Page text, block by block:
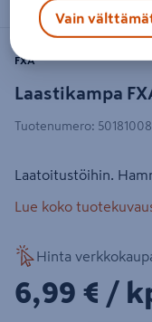
Laastikampa
FXA
Tuotenumero:
Laatoitustöihin.
Lue koko
Hinta
6,99€/kpl
6,99 € /
Vain